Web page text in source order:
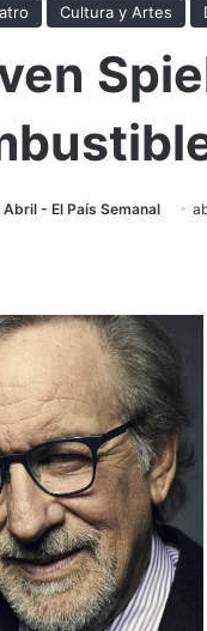
Cultura y Artes
- El País Semanal